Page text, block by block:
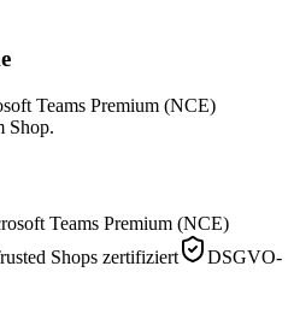
Teams Premium (NCE)
Shop.
Teams Premium (NCE)
Shops zertifiziert
DSGVO-